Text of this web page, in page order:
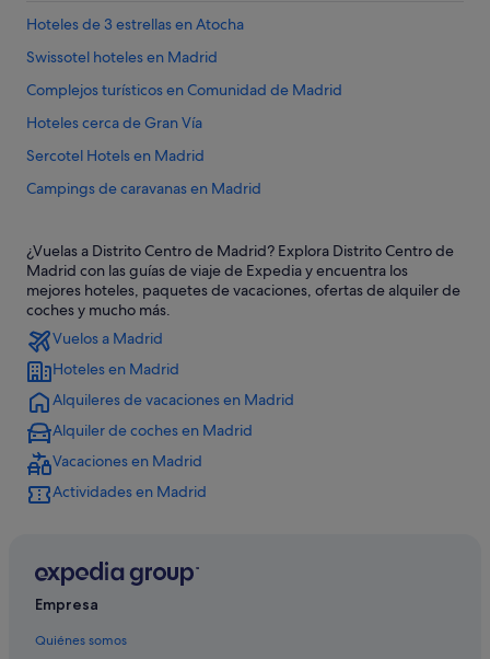
Hoteles de 3 estrellas en Atocha
Swissotel hoteles en Madrid
Complejos turísticos en Comunidad de Madrid
Hoteles cerca de Gran Vía
Sercotel Hotels en Madrid
Campings de caravanas en Madrid
Apartoteles en Madrid
Albergues en Madrid
Comunidad de Madrid hoteles
Hoteles con piscina en Madrid
Pensiones en Madrid
Madrid hoteles
Hoteles románticos en Madrid
Catalonia hoteles en Madrid
Hoteles románticos en Distrito Centro de Madrid
Casas barco en Comunidad de Madrid
Hoteles con conserje en Madrid
¿Vuelas a Distrito Centro de Madrid? Explora Distrito Centro de
Madrid con las guías de viaje de Expedia y encuentra los
mejores hoteles, paquetes de vacaciones, ofertas de alquiler de
coches y mucho más.
Vuelos a Madrid
Hoteles en Madrid
Alquileres de vacaciones en Madrid
Alquiler de coches en Madrid
Vacaciones en Madrid
Actividades en Madrid
Empresa
Quiénes somos